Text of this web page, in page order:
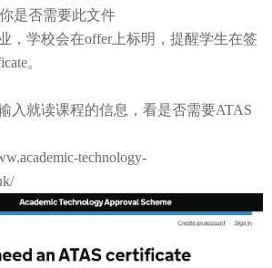
是否需要此文件
，学校会在offer上标明，提醒学生在签
。
入就读课程的信息，看是否需要ATAS
technology-